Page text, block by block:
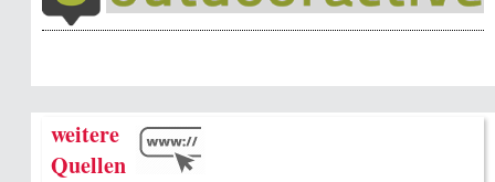
weitere
Quellen